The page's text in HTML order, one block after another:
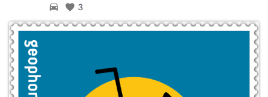
directions_car favorite 3